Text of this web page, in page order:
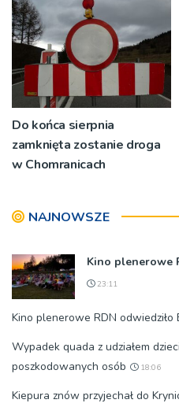
Do końca sierpnia
zamknięta zostanie droga
w Chomranicach
NAJNOWSZE
Kino plenerowe
23:11
Kino plenerowe RDN odwiedziło
Wypadek quada z udziałem
poszkodowanych osób
18:06
Kiepura znów przyjechał do